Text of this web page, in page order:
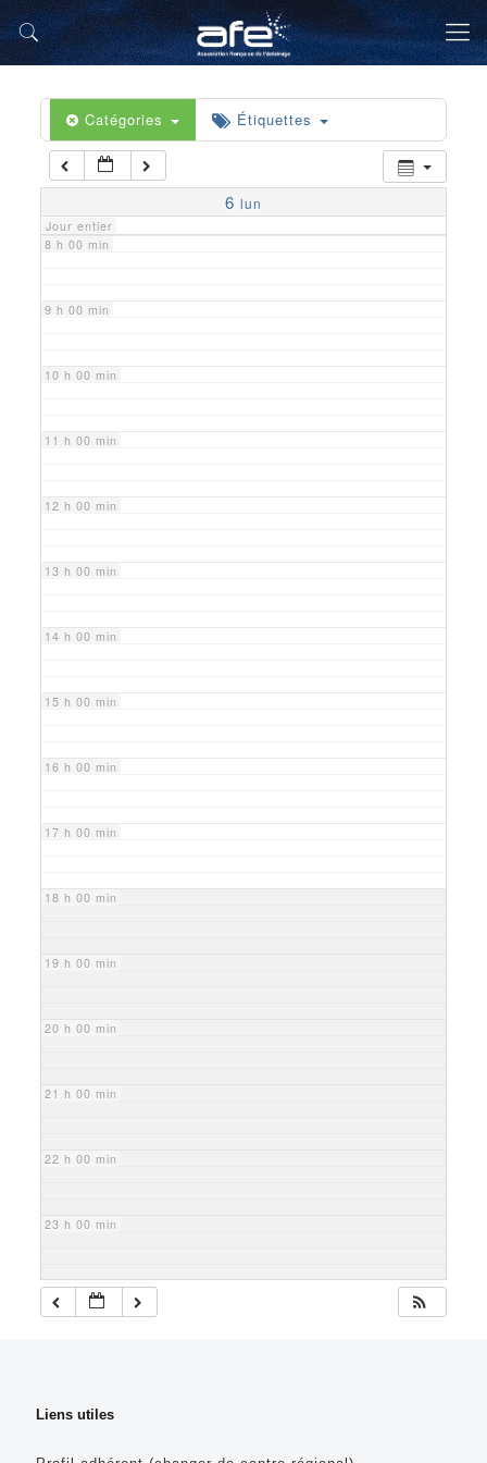
Catégories Étiquettes
6 lun
Jour entier
5 h 00 min
6 h 00 min
7 h 00 min
8 h 00 min
9 h 00 min
10 h 00 min
11 h 00 min
12 h 00 min
13 h 00 min
14 h 00 min
15 h 00 min
16 h 00 min
17 h 00 min
18 h 00 min
19 h 00 min
20 h 00 min
21 h 00 min
22 h 00 min
23 h 00 min
Liens utiles